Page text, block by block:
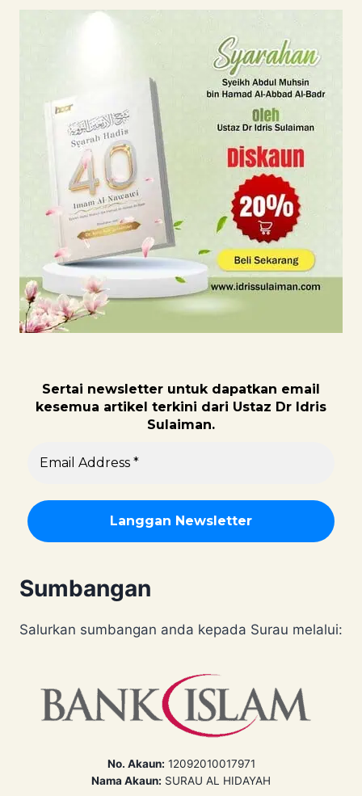
Sertai newsletter untuk dapatkan email
kesemua artikel terkini dari Ustaz Dr Idris
Sulaiman.
Sumbangan
Salurkan sumbangan anda kepada Surau melalui:
No. Akaun: 12092010017971
Nama Akaun: SURAU AL HIDAYAH